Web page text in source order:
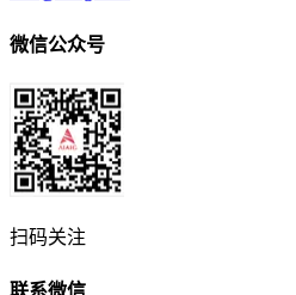
微信公众号
扫码关注